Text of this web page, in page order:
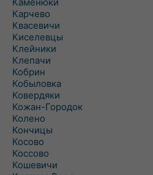
Карчево
Квасевичи
Киселевцы
Клейники
Клепачи
Кобрин
Кобыловка
Ковердяки
Кожан-Городок
Колено
Кончицы
Косово
Коссово
Кошевичи